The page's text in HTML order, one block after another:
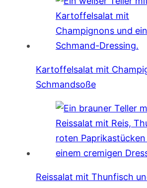
Kartoffelsalat mit
Schmandsoße
Reissalat mit Thunfisch